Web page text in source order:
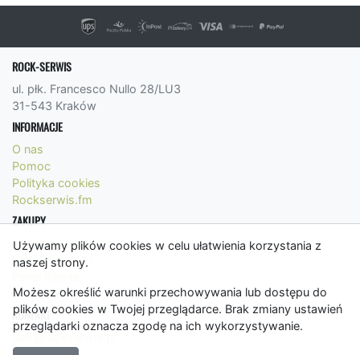
Używamy plików cookies w celu ułatwienia korzystania z
naszej strony.
Możesz określić warunki przechowywania lub dostępu do
plików cookies w Twojej przeglądarce. Brak zmiany ustawień
przeglądarki oznacza zgodę na ich wykorzystywanie.
ROCK-SERWIS
ul. płk. Francesco Nullo 28/LU3
31-543 Kraków
INFORMACJE
O nas
Pomoc
Polityka cookies
Rockserwis.fm
ZAKUPY
Formy płatności
Koszty wysyłki
Regulamin
KONTAKT
bok@rockserwis.pl